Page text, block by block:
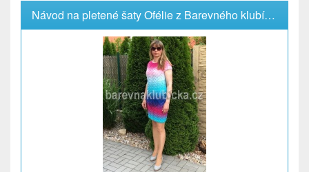
Návod na pletené šaty Ofélie z Barevného klubíčka